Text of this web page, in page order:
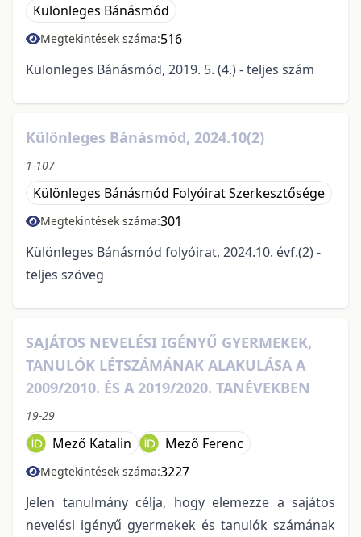
Különleges Bánásmód
Megtekintések száma:516
Különleges Bánásmód, 2019. 5. (4.) - teljes szám
Különleges Bánásmód, 2024.10(2)
1-107
Különleges Bánásmód Folyóirat Szerkesztősége
Megtekintések száma:301
Különleges Bánásmód folyóirat, 2024.10. évf.(2) -
teljes szöveg
SAJÁTOS NEVELÉSI IGÉNYŰ GYERMEKEK,
TANULÓK LÉTSZÁMÁNAK ALAKULÁSA A
2009/2010. ÉS A 2019/2020. TANÉVEKBEN
19-29
Mező Katalin Mező Ferenc
Megtekintések száma:3227
Jelen tanulmány célja, hogy elemezze a sajátos
nevelési igényű gyermekek és tanulók számának